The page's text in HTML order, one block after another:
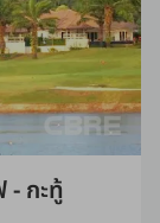
- กะทู้